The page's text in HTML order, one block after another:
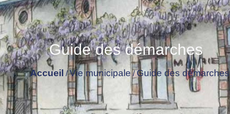
Guide des démarches
Accueil /Vie municipale /Guide des démarches